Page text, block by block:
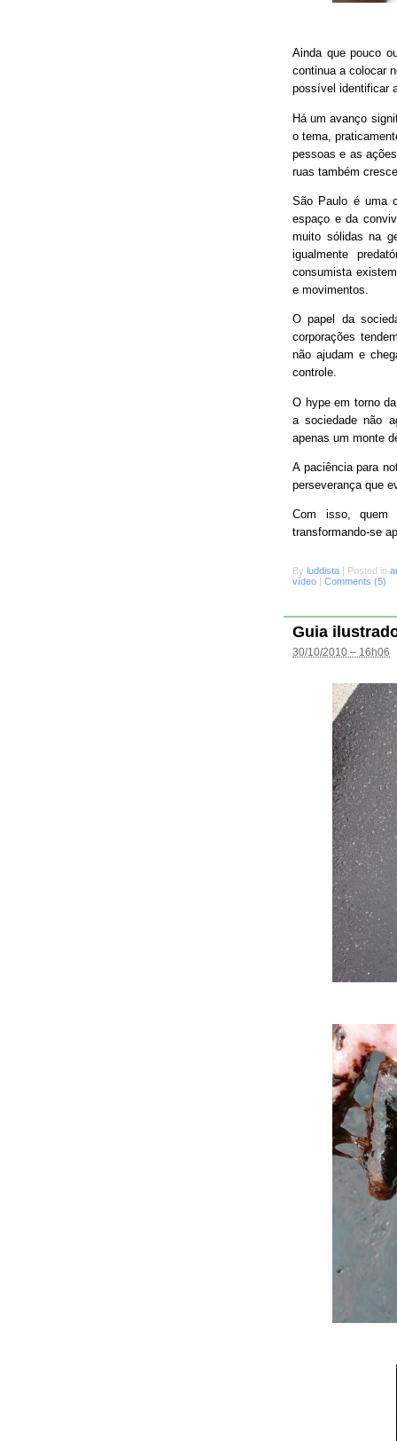
Ainda que pouco
continua a colocar
possível identificar
Há um avanço
o tema,
pessoas e as
ruas também
São Paulo é uma
espaço e da
muito sólidas na
igualmente
consumista
e movimentos.
O papel da
corporações
não ajudam e
controle.
O hype em torno
a sociedade não
apenas um monte
A paciência para
perseverança que
Com isso, quem
transformando-se
By luddista | Posted in
vídeo | Comments (5)
Guia
30/10/2010 – 16h06